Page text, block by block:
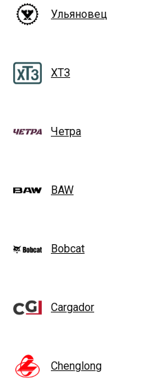
Ульяновец
ХТЗ
Четра
BAW
Bobcat
Cargador
Chenglong